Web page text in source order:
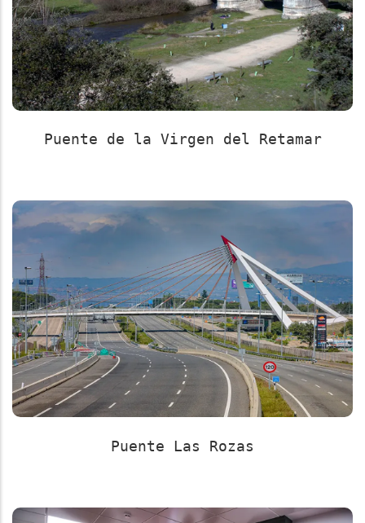
Puente de la Virgen del Retamar
Puente Las Rozas